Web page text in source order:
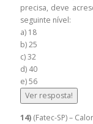
precisa, deve
seguinte nível:
a) 18
b) 25
c) 32
d) 40
e) 56
Ver resposta!
14) (Fatec-SP) –